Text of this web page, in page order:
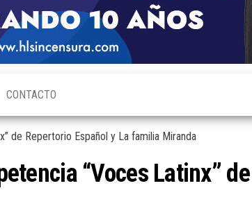
CONTACTO
“Voces Latinx”